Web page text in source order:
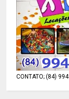
CONTATO; (84)